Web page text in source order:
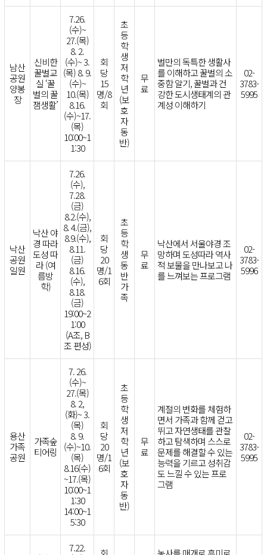
남산
공원
양봉
장
신비한
꿀벌교
실 ‘꿀
벌의 꿀
잼생활’
7.26.
(수)~
27.(목)
8. 2.
(수)~ 3.
(목) 8. 9.
(수)~
10.(목)
8.16.
(수)~17.
(목)
10:00~1
1:30
회
당
15
명/8
회
초
등
학
생
저
학
년
(보
호
자
동
반)
무
료
벌만의 독특한 생활사
를 이해하고 꿀벌의 소
중함 알기, 꿀벌과 건
강한 도시생태계의 관
계성 이해하기
02-
3783-
5995
낙산
공원
일원
낙산 야
경 따라
도성 따
라 (여
름방
학)
7.26.
(수),
7.28.
(금)
8.2.(수),
8. 4.(금),
8.9.(수),
8.11.
(금)
8.16.
(수),
8.18.
(금)
19:00~2
1:00
(A조, B
조 편성)
회
당
20
명/1
6회
초
등
학
생
동
반
가
족
무
료
낙산에서 서울야경 조
망하며 도성따라 역사
적 보물을 만나보고 나
를 느껴보는 프로그램
02-
3783-
5996
용산
가족
공원
가족숲
티어링
7. 26.
(수)~
27.(목)
8. 2,
(화)~ 3.
(목)
8. 9.
(수)~10.
(목)
8.16(수)
~17.(목)
10:00~1
1:30
14:00~1
5:30
회
당
20
명/1
6회
초
등
학
생
저
학
년
(보
호
자
동
반)
무
료
계절의 변화를 체험하
면서 가족과 함께 걷고
뛰고 자연생태를 관찰
하고 탐색하며 스스로
문제를 해결할 수 있는
능력을 기르고 성취감
도 느낄 수 있는 프로
그램
02-
3783-
5995
7.22.